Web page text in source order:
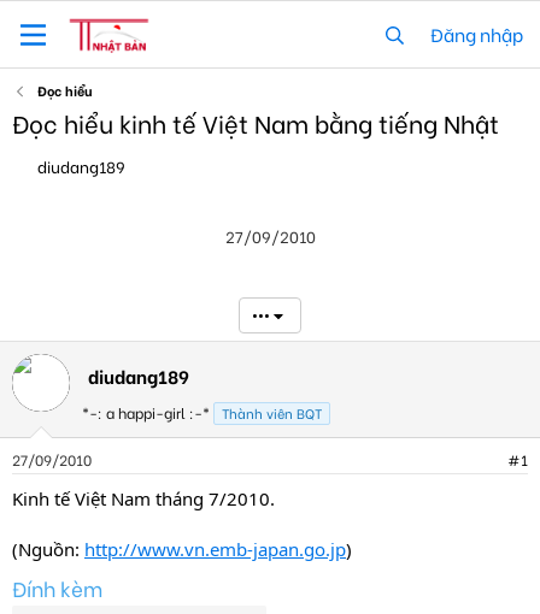
Đăng nhập
Đọc hiểu
Đọc hiểu kinh tế Việt Nam bằng tiếng Nhật
h
r
t
r
diudang189
27/09/2010
•••
diudang189
*-: a happi-girl :-* Thành viên BQT
27/09/2010 #1
Kinh tế Việt Nam tháng 7/2010.
(Nguồn: http://www.vn.emb-japan.go.jp)
Đính kèm